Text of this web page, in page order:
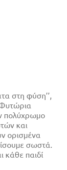
στη φύση’’,
πολύχρωμο
και
ορισμένα
σωστά.
κάθε παιδί